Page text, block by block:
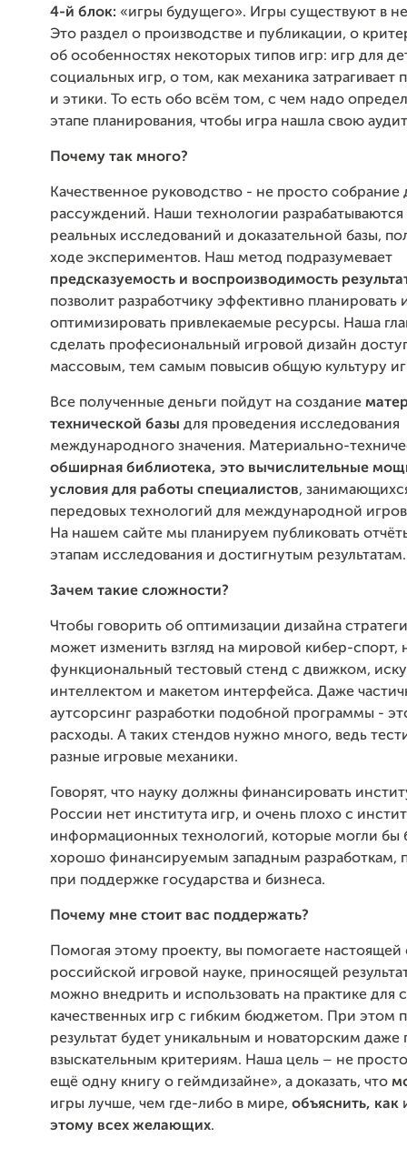
4-й блок: «игры будущего». Игры существуют в
Это раздел о производстве и публикации, о
об особенностях некоторых типов игр: игр для
социальных игр, о том, как механика затрагивает
и этики. То есть обо всём том, с чем надо
этапе планирования, чтобы игра нашла свою
Почему так много?
Качественное руководство - не просто собрание
рассуждений. Наши технологии разрабатываются
реальных исследований и доказательной базы,
ходе экспериментов. Наш метод подразумевает
предсказуемость и воспроизводимость
позволит разработчику эффективно планировать
оптимизировать привлекаемые ресурсы. Наша
сделать професиональный игровой дизайн
массовым, тем самым повысив общую культуру
Все полученные деньги пойдут на создание
технической базы для проведения исследования
международного значения. Материально-
обширная библиотека, это вычислительные
условия для работы специалистов,
передовых технологий для международной
На нашем сайте мы планируем публиковать
этапам исследования и достигнутым
Зачем такие сложности?
Чтобы говорить об оптимизации дизайна
может изменить взгляд на мировой кибер-спорт,
функциональный тестовый стенд с движком,
интеллектом и макетом интерфейса. Даже
аутсорсинг разработки подобной программы -
расходы. А таких стендов нужно много, ведь
разные игровые механики.
Говорят, что науку должны финансировать
России нет института игр, и очень плохо с
информационных технологий, которые могли бы
хорошо финансируемым западным разработкам,
при поддержке государства и бизнеса.
Почему мне стоит вас поддержать?
Помогая этому проекту, вы помогаете
российской игровой науке, приносящей
можно внедрить и использовать на практике для
качественных игр с гибким бюджетом. При этом
результат будет уникальным и новаторским
взыскательным критериям. Наша цель – не
ещё одну книгу о геймдизайне», а доказать, что
игры лучше, чем где-либо в мире, объяснить, как
этому всех желающих.